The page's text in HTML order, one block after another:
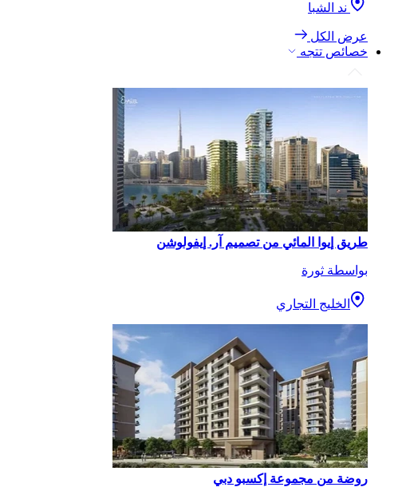
ند الشبا
عرض الكل
خصائص تتجه
طريق إيوا المائي من تصميم آر. إيفولوشن
بواسطة ثورة
الخليج التجاري
روضة من مجموعة إكسبو دبي